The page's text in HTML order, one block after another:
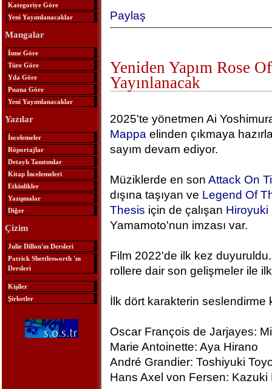
Kategoriye Göre
Yeni Yayımlanacaklar
Mangalar
İsme Göre
Türe Göre
Yıla Göre
Puana Göre
Yeni Yayımlanacaklar
Yazılar
İncelemeler
Röportajlar
Detaylı Tanıtımlar
Kitap İncelemeleri
Etkinlikler
Yazışmalar
Diğer
Çizim
Julie Dillon'ın Dersleri
Patrick Shettlesworth 'ın
Dersleri
Kişiler
Şirketler
Paylaş
Yeniden Yapım Rose
Yayınlanacak
2025'te yönetmen Ai
Mappa elinden çıkmaya
sayım devam ediyor.
Müziklerde en son Attack On
dışına taşıyan ve Legend Of
Thesis için de çalışan Hiroyuki
Yamamoto'nun imzası var.
Film 2022'de ilk kez
rollere dair son gelişmeler ile ilk
İlk dört karakterin seslendirme
Oscar François de Jarjayes:
Marie Antoinette: Aya Hirano
André Grandier: Toshiyuki
Hans Axel von Fersen: Kazuki